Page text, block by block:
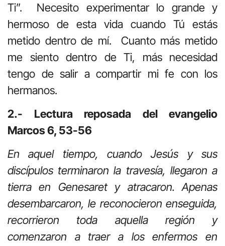
Ti”. Necesito experimentar lo grande y
hermoso de esta vida cuando Tú estás
metido dentro de mí. Cuanto más metido
me siento dentro de Ti, más necesidad
tengo de salir a compartir mi fe con los
hermanos.
2.- Lectura reposada del evangelio
Marcos 6, 53-56
En aquel tiempo, cuando Jesús y sus
discípulos terminaron la travesía, llegaron a
tierra en Genesaret y atracaron. Apenas
desembarcaron, le reconocieron enseguida,
recorrieron toda aquella región y
comenzaron a traer a los enfermos en